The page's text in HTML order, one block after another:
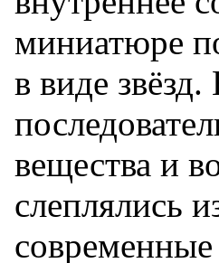
миниатюре
в виде
вещества и
слеплялись
современные